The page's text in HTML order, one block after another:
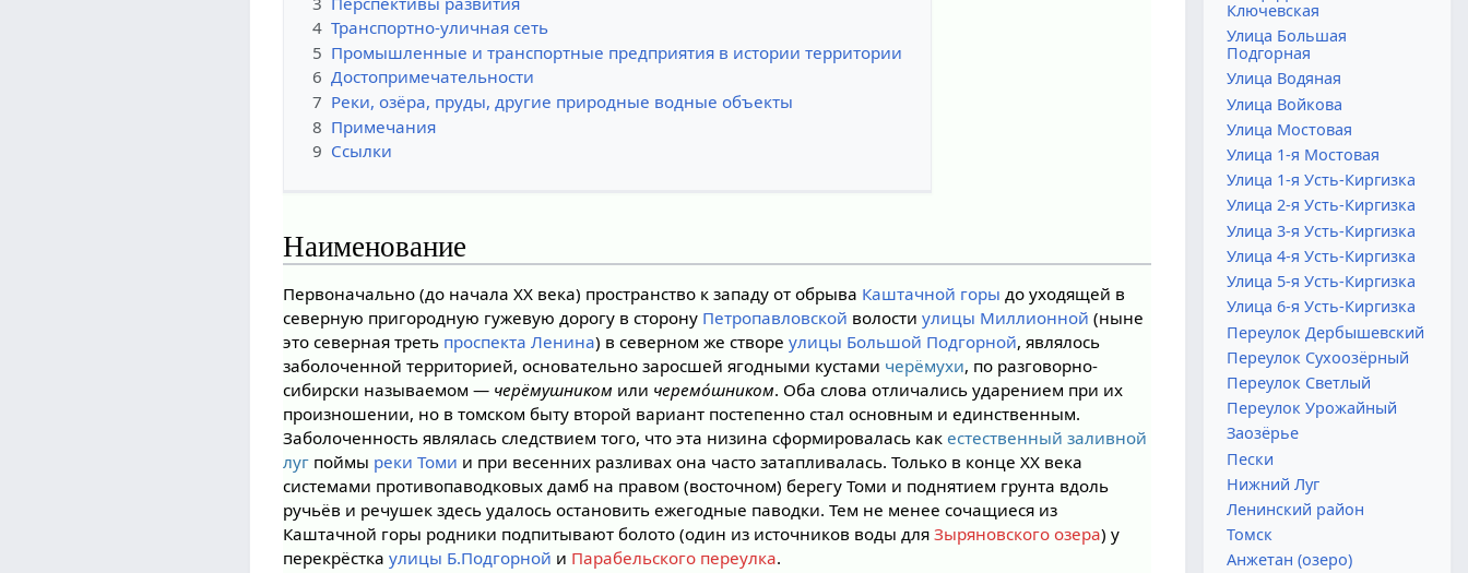
4 Транспортно-уличная сеть
5 Промышленные и транспортные предприятия в истории территории
6 Достопримечательности
7 Реки, озёра, пруды, другие природные водные объекты
8 Примечания
9 Ссылки
Наименование
Первоначально (до начала XX века) пространство к западу от обрыва Каштачной горы до уходящей в
северную пригородную гужевую дорогу в сторону Петропавловской волостиулицы Миллионной (ныне
это северная треть проспекта Ленина) в северном же створеулицы Большой Подгорной, являлось
заболоченной территорией, основательно заросшей ягодными кустами черёмухи, по разговорно-
сибирски называемом — черёмушником или черемо́шником. Оба слова отличались ударением при их
произношении, но в томском быту второй вариант постепенно стал основным и единственным.
Заболоченность являлась следствием того, что эта низина сформировалась какестественный заливной
луг поймы реки Томи и при весенних разливах она часто затапливалась. Только в конце XX века
системами противопаводковых дамб на правом (восточном) берегу Томи и поднятием грунта вдоль
ручьёв и речушек здесь удалось остановить ежегодные паводки. Тем не менее сочащиеся из
Каштачной горы родники подпитывают болото (один из источников воды дляЗыряновского озера) у
перекрёсткаулицы Б.Подгорной и Парабельского переулка.
Ключевская
Улица Большая
Подгорная
Улица Водяная
Улица Войкова
Улица Мостовая
Улица 1-я Мостовая
Улица 1-я Усть-Киргизка
Улица 2-я Усть-Киргизка
Улица 3-я Усть-Киргизка
Улица 4-я Усть-Киргизка
Улица 5-я Усть-Киргизка
Улица 6-я Усть-Киргизка
Переулок Дербышевский
Переулок Сухоозёрный
Переулок Светлый
Переулок Урожайный
Заозёрье
Пески
Нижний Луг
Ленинский район
Томск
Анжетан (озеро)